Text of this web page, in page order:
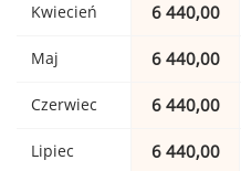
Kwiecień 6 440,00
Maj 6 440,00
Czerwiec 6 440,00
Lipiec 6 440,00